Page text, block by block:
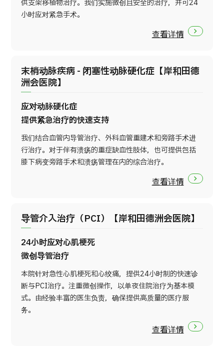
供支架移植物治疗。我们实施微创且安全的治疗，并可24
小时应对紧急手术。
查看详情
末梢动脉疾病 - 闭塞性动脉硬化症【岸和田德
洲会医院】
应对动脉硬化症
提供紧急治疗的快速支持
我们结合血管内导管治疗、外科血管重建术和旁路手术进
行治疗。对于伴有溃疡的重症缺血性肢体，也可提供包括
膝下病变旁路手术和溃疡管理在内的综合治疗。
查看详情
导管介入治疗（PCI）【岸和田德洲会医院】
24小时应对心肌梗死
微创导管治疗
本院针对急性心肌梗死和心绞痛，提供24小时制的快速诊
断与PCI治疗。注重微创操作，以单夜住院治疗为基本模
式。由经验丰富的医生负责，确保提供高质量的医疗服
务。
查看详情